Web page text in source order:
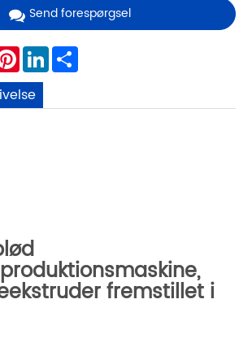
Send forespørgsel
Pinterest
LinkedIn
fremstillet i